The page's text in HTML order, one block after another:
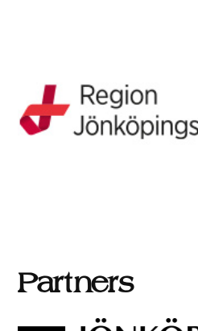
Partners